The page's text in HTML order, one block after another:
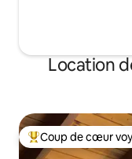
Location
Coups de cœur
Coup de cœur